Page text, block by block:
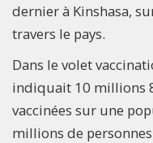
dernier à Kinshasa,
travers le pays.
Dans le volet
indiquait 10 millions
vaccinées sur une
millions de